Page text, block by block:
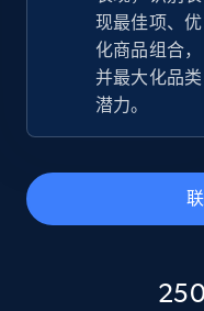
more.
2.5K+
eBay - Collect
URL, Product id,
现最佳项、优
化商品组合，
并最大化品类
潜力。